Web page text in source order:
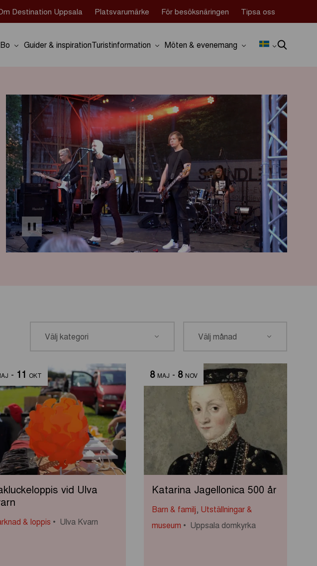
Destination Uppsala Platsvarumärke För besöksnäringen Tipsa oss
Bo Guider & inspirationTuristinformation Möten & evenemang
- 11 OKT
vid Ulva
& loppis Ulva Kvarn
8 MAJ - 8 NOV
Katarina Jagellonica 500 år
Barn & familj, Utställningar &
museum
Uppsala domkyrka